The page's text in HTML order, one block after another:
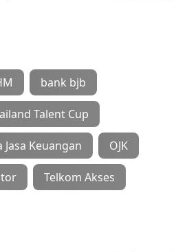
bank bjb
Talent Cup
Jasa Keuangan OJK
Telkom Akses